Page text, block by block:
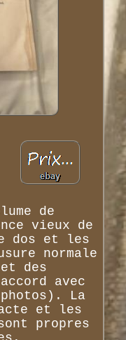
de
vieux de
dos et les
normale
des
avec
La
et les
propres